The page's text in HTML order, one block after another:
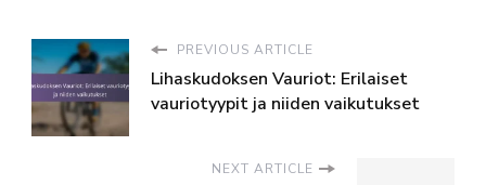
PREVIOUS ARTICLE
Lihaskudoksen Vauriot: Erilaiset
vauriotyypit ja niiden vaikutukset
NEXT ARTICLE